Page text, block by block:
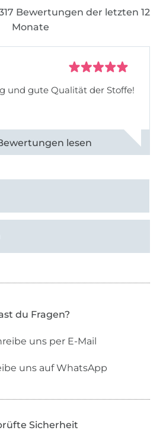
Bewertungen der letzten 12
Monate
und gute Qualität der Stoffe!
ansehen
du Fragen?
uns per E-Mail
uns auf WhatsApp
Sicherheit